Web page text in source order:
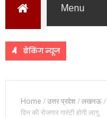
ब्रेकिंग न्यूज
Home /उत्तर प्रदेश/लखनऊ/
दिन की रोजगार गारंटी होगी लागू